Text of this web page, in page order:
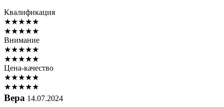
Квалификация
★★★★★
★★★★★
Внимание
★★★★★
★★★★★
Цена-качество
★★★★★
★★★★★
Вера 14.07.2024